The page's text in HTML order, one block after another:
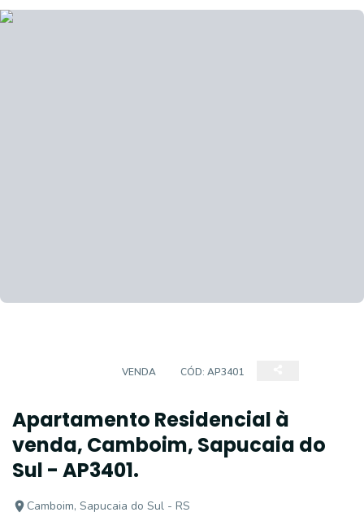
VENDA CÓD: AP3401
Apartamento Residencial à
venda, Camboim, Sapucaia do
Sul - AP3401.
Camboim, Sapucaia do Sul - RS